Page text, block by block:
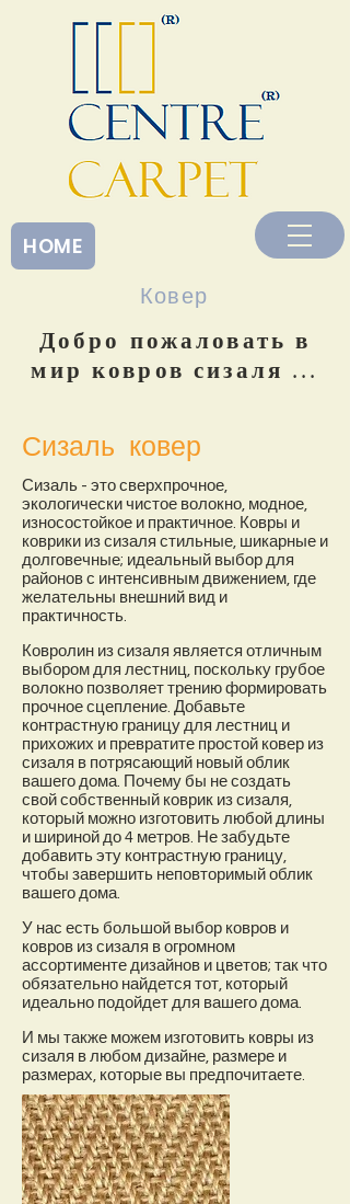
HOME
Ковер
Добро пожаловать в
мир ковров сизаля ...
Сизаль ковер
Сизаль - это сверхпрочное,
экологически чистое волокно, модное,
износостойкое и практичное. Ковры и
коврики из сизаля стильные, шикарные и
долговечные; идеальный выбор для
районов с интенсивным движением, где
желательны внешний вид и
практичность.
Ковролин из сизаля является отличным
выбором для лестниц, поскольку грубое
волокно позволяет трению формировать
прочное сцепление. Добавьте
контрастную границу для лестниц и
прихожих и превратите простой ковер из
сизаля в потрясающий новый облик
вашего дома. Почему бы не создать
свой собственный коврик из сизаля,
который можно изготовить любой длины
и шириной до 4 метров. Не забудьте
добавить эту контрастную границу,
чтобы завершить неповторимый облик
вашего дома.
У нас есть большой выбор ковров и
ковров из сизаля в огромном
ассортименте дизайнов и цветов; так что
обязательно найдется тот, который
идеально подойдет для вашего дома.
И мы также можем изготовить ковры из
сизаля в любом дизайне, размере и
размерах, которые вы предпочитаете.